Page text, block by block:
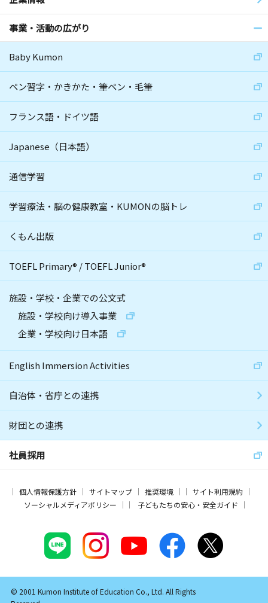
事業・活動の広がり
Baby Kumon
ペン習字・かきかた・筆ペン・毛筆
フランス語・ドイツ語
Japanese（日本語）
通信学習
学習療法・脳の健康教室・KUMONの脳トレ
くもん出版
TOEFL Primary® /TOEFL Junior®
施設・学校・企業での公文式
施設・学校向け導入事業
企業・学校向け日本語
English Immersion Activities
自治体・省庁との連携
財団との連携
社員採用
個人情報保護方針 サイトマップ 推奨環境
サイト利用規約
ソーシャルメディアポリシー
子どもたちの安心・安全ガイド
© 2001 Kumon Institute of Education Co., Ltd. All Rights